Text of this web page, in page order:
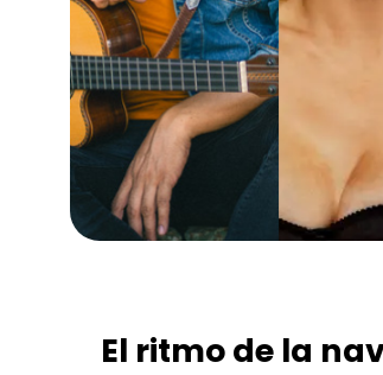
El ritmo de la